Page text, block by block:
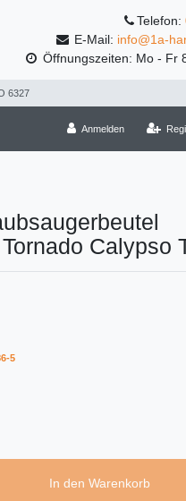
Telefon:
E-Mail: info@1a-
Öffnungszeiten: Mo - Fr
6327
Anmelden
Calypso
5
In den Warenkorb